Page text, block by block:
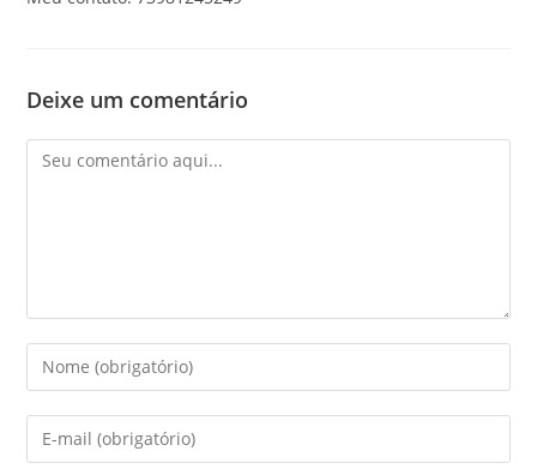
Deixe um comentário
Comentário
Digite
seu
nome
ou
Digite
seu